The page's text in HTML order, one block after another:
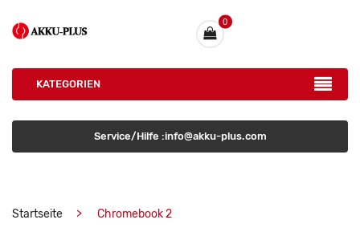
0
KATEGORIEN
Service/Hilfe :info@akku-plus.com
Startseite Chromebook 2